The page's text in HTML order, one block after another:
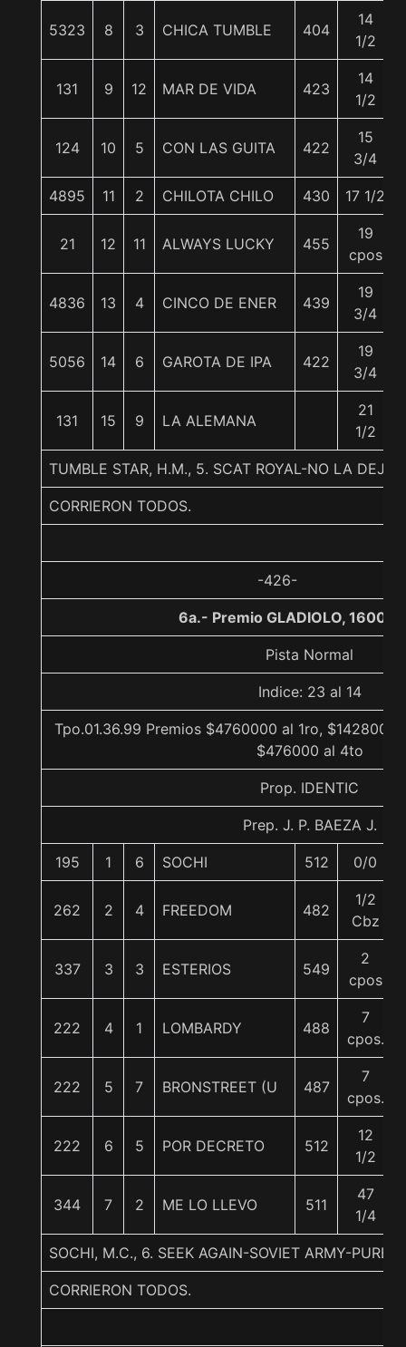
5323 8 3 CHICA TUMBLE 404
14
1/2
131 9 12 MAR DE VIDA 423
14
1/2
124 10 5 CON LAS GUITA 422
15
3/4
4895 11 2 CHILOTA CHILO 430 17 1/2
21 12 11 ALWAYS LUCKY 455
19
cpos
4836 13 4 CINCO DE ENER 439
19
3/4
5056 14 6 GAROTA DE IPA 422
19
3/4
131 15 9 LA ALEMANA
21
1/2
TUMBLE STAR, H.M., 5. SCAT ROYAL-NO LA
CORRIERON TODOS.
-426-
6a.- Premio GLADIOLO, 1600
Pista Normal
Indice: 23 al 14
Tpo.01.36.99 Premios $4760000 al 1ro,
$476000 al 4to
Prop. IDENTIC
Prep. J. P. BAEZA J.
195 1 6 SOCHI 512 0/0
262 2 4 FREEDOM 482
1/2
Cbz
337 3 3 ESTERIOS 549
2
cpos
222 4 1 LOMBARDY 488
7
cpos.
222 5 7 BRONSTREET (U 487
7
cpos.
222 6 5 POR DECRETO 512
12
1/2
344 7 2 ME LO LLEVO 511
47
1/4
SOCHI, M.C., 6. SEEK AGAIN-SOVIET ARMY-PURE
CORRIERON TODOS.